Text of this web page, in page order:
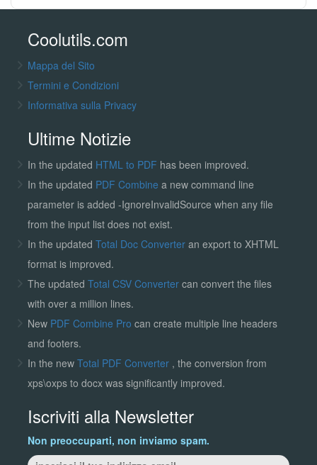
Coolutils.com
Mappa del Sito
Termini e Condizioni
Informativa sulla Privacy
Ultime Notizie
In the updated HTML to PDF has been improved.
In the updated PDF Combine a new command line
parameter is added -IgnoreInvalidSource when any file
from the input list does not exist.
In the updated Total Doc Converter an export to XHTML
format is improved.
The updated Total CSV Convertercan convert the files
with over a million lines.
New PDF Combine Pro can create multiple line headers
and footers.
In the new Total PDF Converter , the conversion from
xps\oxps to docx was significantly improved.
Iscriviti alla Newsletter
Non preoccuparti, non inviamo spam.